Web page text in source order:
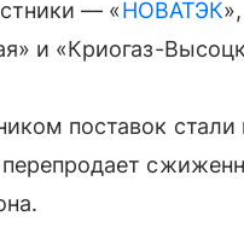
— «НОВАТЭК
и «Криогаз-
поставок стали